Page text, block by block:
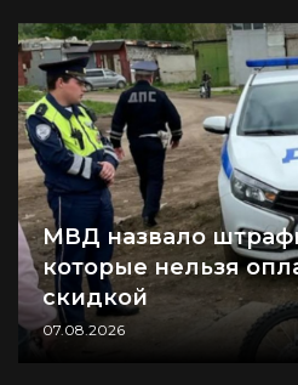
МВД назвало
которые нельзя
скидкой
07.08.2026